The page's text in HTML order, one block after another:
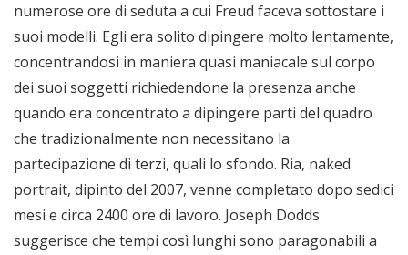
numerose ore di seduta a cui Freud faceva sottostare i
suoi modelli. Egli era solito dipingere molto lentamente,
concentrandosi in maniera quasi maniacale sul corpo
dei suoi soggetti richiedendone la presenza anche
quando era concentrato a dipingere parti del quadro
che tradizionalmente non necessitano la
partecipazione di terzi, quali lo sfondo. Ria, naked
portrait, dipinto del 2007, venne completato dopo sedici
mesi e circa 2400 ore di lavoro. Joseph Dodds
suggerisce che tempi così lunghi sono paragonabili a